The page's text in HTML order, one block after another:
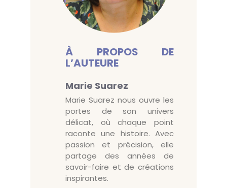
À PROPOS DE
L’AUTEURE
Marie Suarez
Marie Suarez nous ouvre les
portes de son univers
délicat, où chaque point
raconte une histoire. Avec
passion et précision, elle
partage des années de
savoir-faire et de créations
inspirantes.